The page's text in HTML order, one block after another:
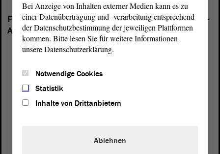
Folgende Fraktionen sind im Landtag von Sachsen-
Anhalt vertreten:
Bei Anzeige von Inhalten externer Medien kann es zu
einer Datenübertragung und -verarbeitung entsprechend
der Datenschutzbestimmung der jeweiligen Plattformen
kommen. Bitte lesen Sie für weitere Informationen
unsere Datenschutzerklärung.
Notwendige Cookies
Statistik
Inhalte von Drittanbietern
Ablehnen